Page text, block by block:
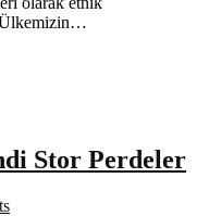
Ülkemizin…
Stor Perdeler